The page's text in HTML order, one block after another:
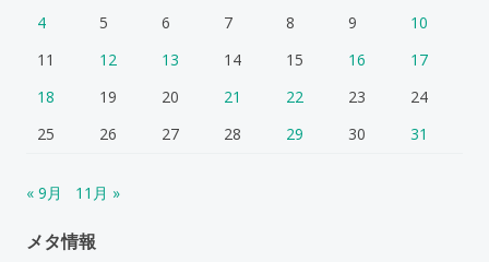
4
5 6 7 8 9
10
11
12 13 14 15 16
17
18
19 20 21 22 23
24
25
26 27 28 29 30 31
« 9月 11月 »
メタ情報